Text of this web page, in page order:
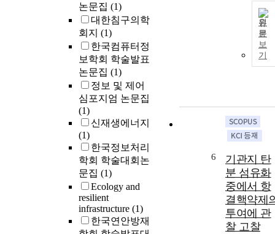
논문집 (1)
대한침구의학
회지 (1)
한국컴퓨터정
보학회 학술발표
논문집 (1)
정보 및 제어
심포지엄 논문집
(1)
신재생에너지
(1)
한국정보처리
학회 학술대회논
문집 (1)
Ecology and
resilient
infrastructure (1)
한국연안방재
원
문
보
기
6
기관지 탄
분 섬유화
중에서 항
결핵약제
투여에 관
찰 고찰